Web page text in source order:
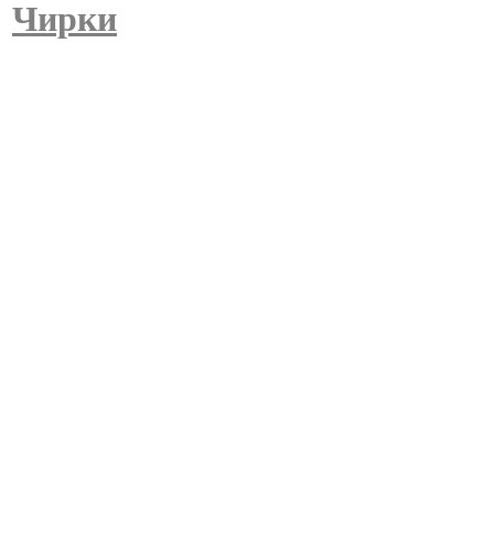
Чирки